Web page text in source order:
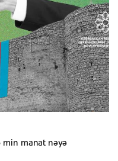
min manat nəyə